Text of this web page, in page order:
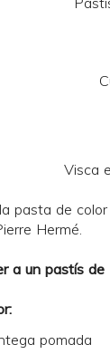
Visca
pasta de
Hermé.
a un pastís
pomada